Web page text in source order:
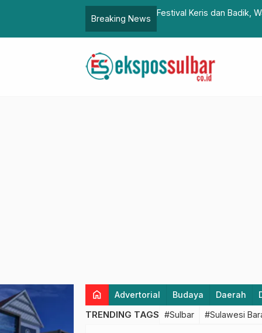
Breaking News
BPKAD Sulbar Terima
home Advertorial Budaya Daerah
TRENDING TAGS #Sulbar #Sulawesi